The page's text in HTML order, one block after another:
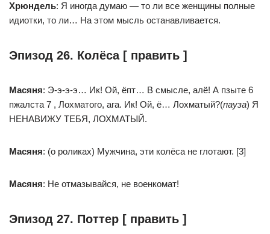
Хрюндель: Я иногда думаю — то ли все женщины полные
идиотки, то ли… На этом мысль останавливается.
Эпизод 26. Колёса [ править ]
Масяня: Э-э-э-э… Ик! Ой, ёпт… В смысле, алё! А пзыте 6
пжалста 7 , Лохматого, ага. Ик! Ой, ё… Лохматый?(пауза) Я
НЕНАВИЖУ ТЕБЯ, ЛОХМАТЫЙ.
Масяня: (о роликах) Мужчина, эти колёса не глотают. [3]
Масяня: Не отмазывайся, не военкомат!
Эпизод 27. Поттер [ править ]